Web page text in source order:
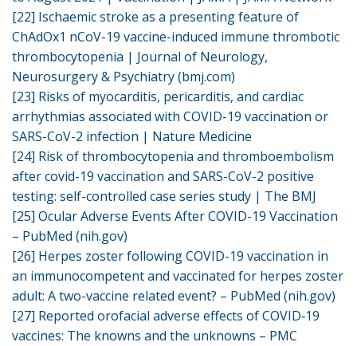
[22] Ischaemic stroke as a presenting feature of
ChAdOx1 nCoV-19 vaccine-induced immune thrombotic
thrombocytopenia | Journal of Neurology,
Neurosurgery & Psychiatry (bmj.com)
[23] Risks of myocarditis, pericarditis, and cardiac
arrhythmias associated with COVID-19 vaccination or
SARS-CoV-2 infection | Nature Medicine
[24] Risk of thrombocytopenia and thromboembolism
after covid-19 vaccination and SARS-CoV-2 positive
testing: self-controlled case series study | The BMJ
[25] Ocular Adverse Events After COVID-19 Vaccination
– PubMed (nih.gov)
[26] Herpes zoster following COVID-19 vaccination in
an immunocompetent and vaccinated for herpes zoster
adult: A two-vaccine related event? – PubMed (nih.gov)
[27] Reported orofacial adverse effects of COVID‐19
vaccines: The knowns and the unknowns – PMC